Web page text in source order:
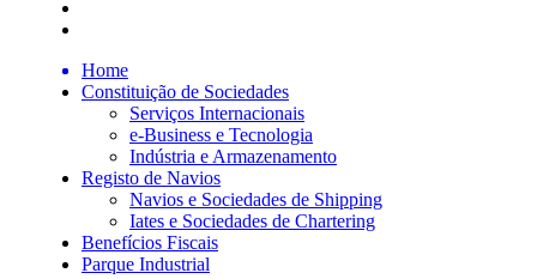
Home
Constituição de Sociedades
Serviços Internacionais
e-Business e Tecnologia
Indústria e Armazenamento
Registo de Navios
Navios e Sociedades de Shipping
Iates e Sociedades de Chartering
Benefícios Fiscais
Parque Industrial